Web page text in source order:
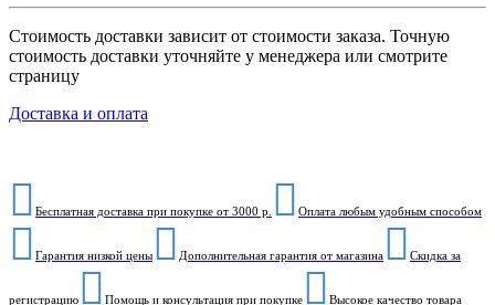
Стоимость доставки зависит от стоимости заказа. Точную
стоимость доставки уточняйте у менеджера или смотрите
страницу
Доставка и оплата
Бесплатная доставка при покупке от 3000 р. Оплата любым удобным способом
Гарантия низкой цены Дополнительная гарантия от магазина Скидка за
регистрацию Помощь и консультация при покупке Высокое качество товара